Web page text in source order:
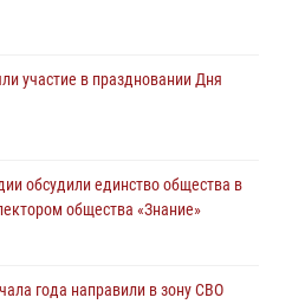
участие в праздновании Дня
обсудили единство общества в
общества «Знание»
года направили в зону СВО